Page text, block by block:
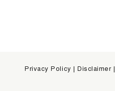
Privacy Policy |Disclaimer|